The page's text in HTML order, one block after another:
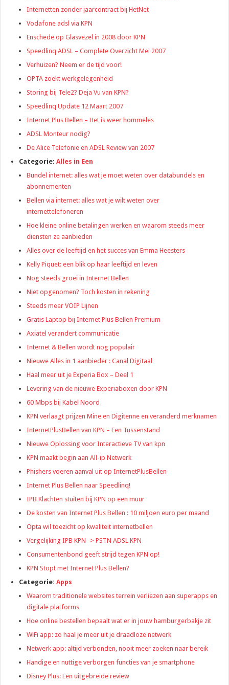
Internetten zonder jaarcontract bij HetNet
Vodafone adsl via KPN
Enschede op Glasvezel in 2008 door KPN
Speedlinq ADSL – Complete Overzicht Mei 2007
Verhuizen? Neem er de tijd voor!
OPTA zoekt werkgelegenheid
Storing bij Tele2? Deja Vu van KPN?
Speedlinq Update 12 Maart 2007
Internet Plus Bellen – Het is weer hommeles
ADSL Monteur nodig?
De Alice Telefonie en ADSL Review van 2007
Categorie:Alles in Een
Bundel internet: alles wat je moet weten over databundels en
abonnementen
Bellen via internet: alles wat je wilt weten over
internettelefoneren
Hoe kleine online betalingen werken en waarom steeds meer
diensten ze aanbieden
Alles over de leeftijd en het succes van Emma Heesters
Kelly Piquet: een blik op haar leeftijd en leven
Nog steeds groei in Internet Bellen
Niet opgenomen? Toch kosten in rekening
Steeds meer VOIP Lijnen
Gratis Laptop bij Internet Plus Bellen Premium
Axiatel verandert communicatie
Internet & Bellen wordt nog populair
Nieuwe Alles in 1 aanbieder : Canal Digitaal
Haal meer uit je Experia Box – Deel 1
Levering van de nieuwe Experiaboxen door KPN
60 Mbps bij Kabel Noord
KPN verlaagt prijzen Mine en Digitenne en veranderd merknamen
InternetPlusBellen van KPN – Een Tussenstand
Nieuwe Oplossing voor Interactieve TV van kpn
KPN maakt begin aan All-ip Netwerk
Phishers voeren aanval uit op InternetPlusBellen
Internet Plus Bellen naar Speedlinq!
IPB Klachten stuiten bij KPN op een muur
De kosten van Internet Plus Bellen : 10 miljoen euro per maand
Opta wil toezicht op kwaliteit internetbellen
Vergelijking IPB KPN -> PSTN ADSL KPN
Consumentenbond geeft strijd tegen KPN op!
KPN Stopt met Internet Plus Bellen?
Categorie:Apps
Waarom traditionele websites terrein verliezen aan superapps en
digitale platforms
Hoe online bestellen bepaalt wat er in jouw hamburgerbakje zit
WiFi app: zo haal je meer uit je draadloze netwerk
Netwerk app: altijd verbonden, nooit meer zoeken naar bereik
Handige en nuttige verborgen functies van je smartphone
Disney Plus: Een uitgebreide review